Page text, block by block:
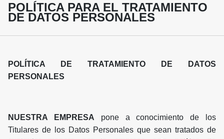
POLÍTICA PARA EL TRATAMIENTO
DE DATOS PERSONALES
POLÍTICA DE TRATAMIENTO DE DATOS
PERSONALES
NUESTRA EMPRESA pone a conocimiento de los
Titulares de los Datos Personales que sean tratados de